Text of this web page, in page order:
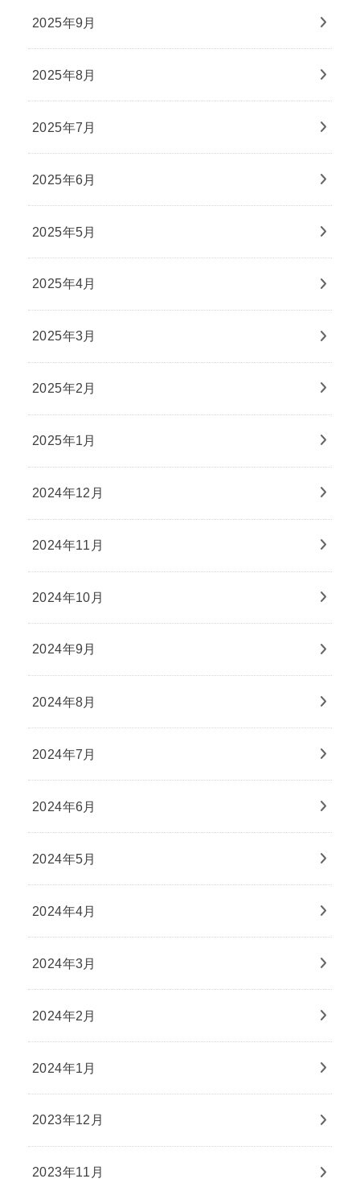
2025年9月
2025年8月
2025年7月
2025年6月
2025年5月
2025年4月
2025年3月
2025年2月
2025年1月
2024年12月
2024年11月
2024年10月
2024年9月
2024年8月
2024年7月
2024年6月
2024年5月
2024年4月
2024年3月
2024年2月
2024年1月
2023年12月
2023年11月